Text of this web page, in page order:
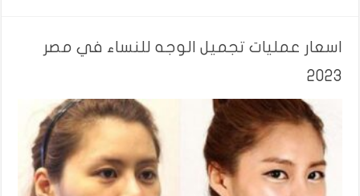
اسعار عمليات تجميل الوجه للنساء في مصر
2023